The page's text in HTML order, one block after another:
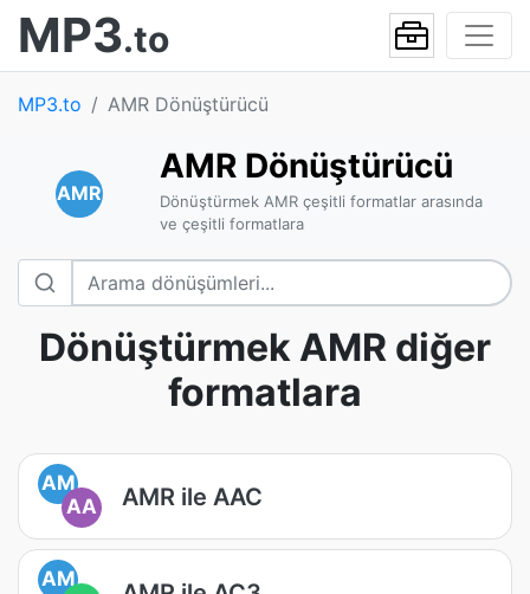
MP3.to
MP3.to AMR Dönüştürücü
AMR
AMR Dönüştürücü
Dönüştürmek AMR çeşitli formatlar arasında
ve çeşitli formatlara
Dönüştürmek AMR diğer
formatlara
AM
AA
AMR ile AAC
AM